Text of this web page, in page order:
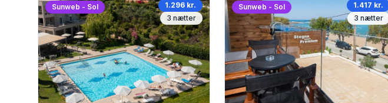
Sunweb - Sol
1.296 kr.
3 nætter
Sunweb - Sol
1.417 kr.
3 nætter